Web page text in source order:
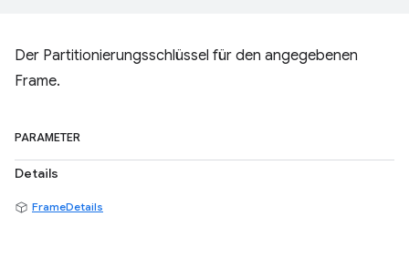
Der Partitionierungsschlüssel für den angegebenen
Frame.
PARAMETER
Details
FrameDetails